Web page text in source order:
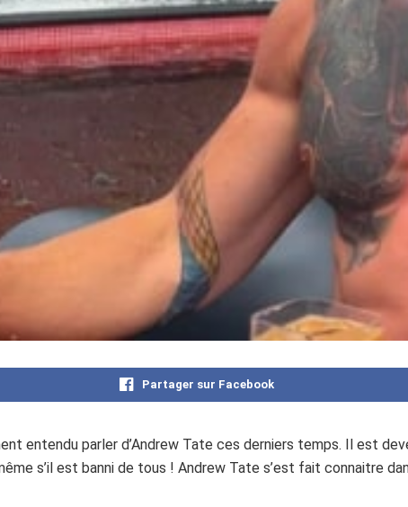
Partager sur Facebook
entendu parler d’Andrew Tate ces derniers temps. Il est
s’il est banni de tous ! Andrew Tate s’est fait connaitre